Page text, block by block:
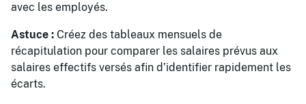
avec les employés.
Astuce : Créez des tableaux mensuels de
récapitulation pour comparer les salaires prévus aux
salaires effectifs versés afin d’identifier rapidement les
écarts.